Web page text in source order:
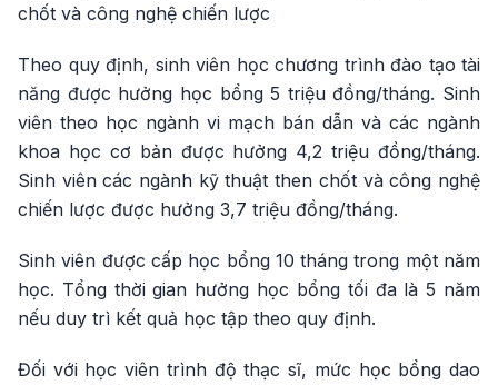
chốt và công nghệ chiến lược
Theo quy định, sinh viên học chương trình đào tạo tài
năng được hưởng học bổng 5 triệu đồng/tháng. Sinh
viên theo học ngành vi mạch bán dẫn và các ngành
khoa học cơ bản được hưởng 4,2 triệu đồng/tháng.
Sinh viên các ngành kỹ thuật then chốt và công nghệ
chiến lược được hưởng 3,7 triệu đồng/tháng.
Sinh viên được cấp học bổng 10 tháng trong một năm
học. Tổng thời gian hưởng học bổng tối đa là 5 năm
nếu duy trì kết quả học tập theo quy định.
Đối với học viên trình độ thạc sĩ, mức học bổng dao